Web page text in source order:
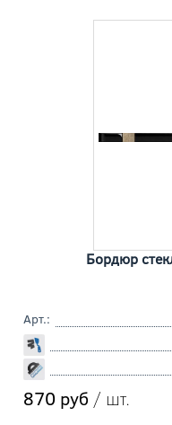
Бордюр
Арт.:
870 руб / шт.